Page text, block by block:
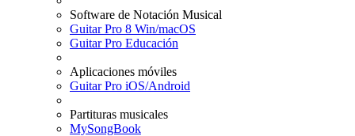
Software de Notación Musical
Guitar Pro 8 Win/macOS
Guitar Pro Educación
Aplicaciones móviles
Guitar Pro iOS/Android
Partituras musicales
MySongBook